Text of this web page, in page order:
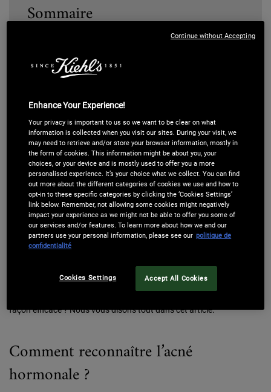
Sommaire
Comment reconnaître l’acné hormonale ?
Qui est touché par l’acné hormonale ?
L'impact des différentes hormones sur l'acné
?
hormonale
Glossaire
Questions fréquentes sur l'acné hormonale
L’acné hormonale est une affection cutanée qui touche de
nombreuses personnes, en particulier les adultes. Par rapport à
d’autres types d’acné, elle est directement liée aux fluctuations
hormonales traversées par le corps. Sous leur impulsion, l'activité
de sébum puis obstruer les pores de la peau. Mais comment savoir
si vos boutons proviennent d’une acné hormonale ? Où et comment
façon efficace ? Nous vous disons tout dans cet article.
Comment reconnaître l’acné
hormonale ?
Enhance Your Experience!
Your privacy is important to us so we want to be clear on what
information is collected when you visit our sites. During your visit, we
may need to retrieve and/or store your browser information, mostly in
the form of cookies. This information might be about you, your
choices, or your device and is mostly used to offer you a more
personalised experience. It’s your choice what we collect. You can find
out more about the different categories of cookies we use and how to
opt-in to these specific categories by clicking the ‘Cookies Settings’
link below. Remember, not allowing some cookies might negatively
impact your experience as we might not be able to offer you some of
our services and/or features. To learn more about how we and our
partners use your personal information, please see our politique de
confidentialité
Cookies Settings Accept All Cookies
Continue without Accepting